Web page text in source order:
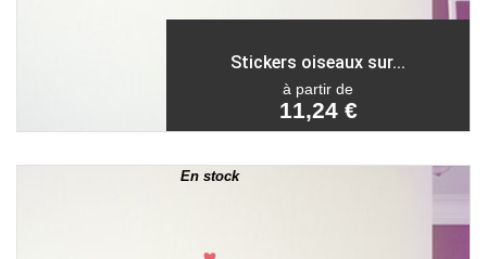
Stickers oiseaux sur...
à partir de
11,24 €
En stock